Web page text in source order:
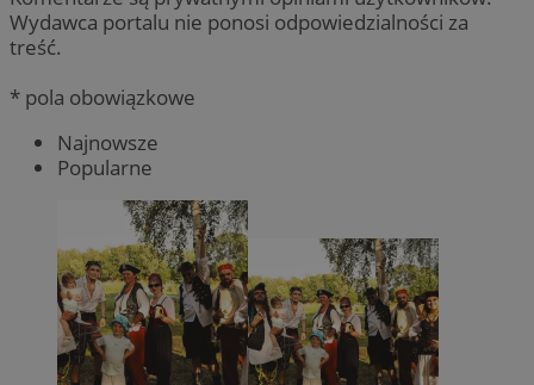
Wydawca portalu nie ponosi odpowiedzialności za
treść.
* pola obowiązkowe
Najnowsze
Popularne